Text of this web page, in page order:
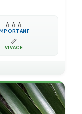
💧 💧 💧
IMPORTANT
📏
VIVACE